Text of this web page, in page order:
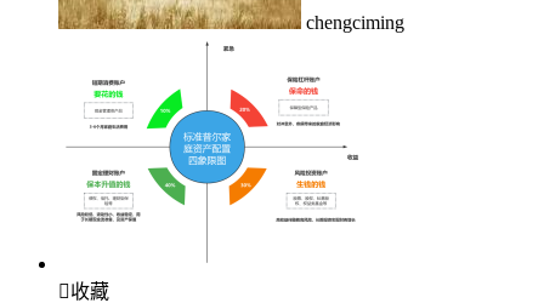
chengciming
收藏